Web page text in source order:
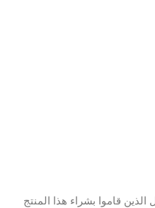
قاموا بشراء هذا المنتج